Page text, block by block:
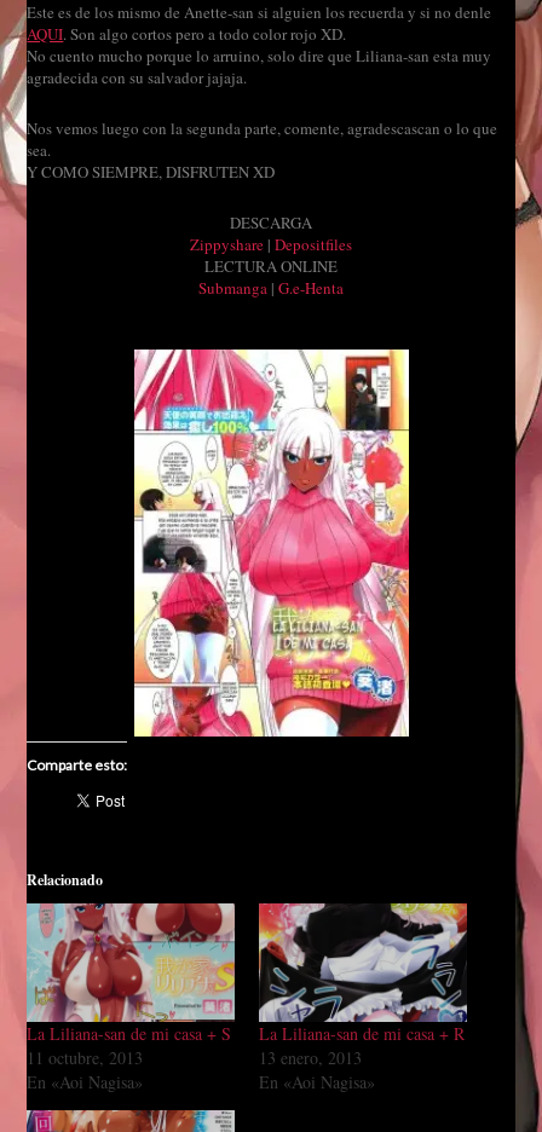
Este es de los mismo de Anette-san si alguien los recuerda y si no denle
AQUI. Son algo cortos pero a todo color rojo XD.
No cuento mucho porque lo arruino, solo dire que Liliana-san esta muy
agradecida con su salvador jajaja.
Nos vemos luego con la segunda parte, comente, agradescascan o lo que
sea.
Y COMO SIEMPRE, DISFRUTEN XD
DESCARGA
Zippyshare | Depositfiles
LECTURA ONLINE
Submanga | G.e-Henta
Comparte esto:
Relacionado
La Liliana-san de mi casa + S
11 octubre, 2013
En «Aoi Nagisa»
La Liliana-san de mi casa + R
13 enero, 2013
En «Aoi Nagisa»